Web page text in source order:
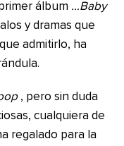
álbum …Baby
y dramas que
admitirlo, ha
, pero sin duda
cualquiera de
regalado para la